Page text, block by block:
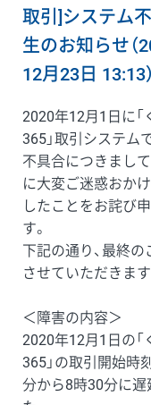
取引]システム
生のお知らせ（
12月23日 13:13
2020年12月1日に「
365」取引システム
不具合につきまして
に大変ご迷惑おか
したことをお詫び
す。
下記の通り、最終の
させていただきます
＜障害の内容＞
2020年12月1日の「
365」の取引開始時
分から8時30分に遅